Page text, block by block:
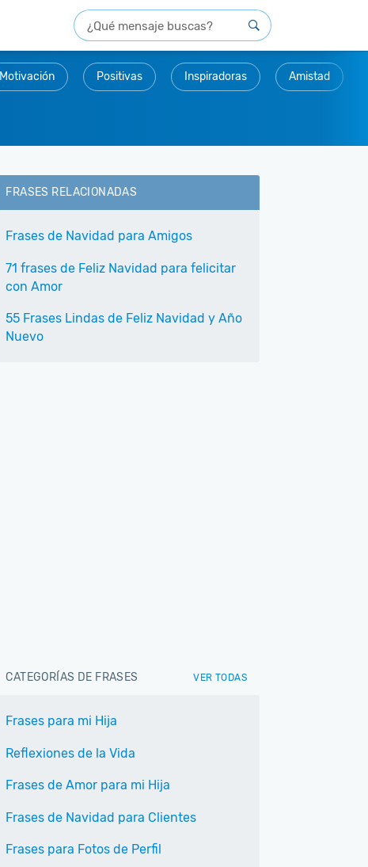
Motivación Positivas Inspiradoras Amistad
FRASES RELACIONADAS
Frases de Navidad para Amigos
71 frases de Feliz Navidad para felicitar
con Amor
55 Frases Lindas de Feliz Navidad y Año
Nuevo
CATEGORÍAS DE FRASES VER TODAS
Frases para mi Hija
Reflexiones de la Vida
Frases de Amor para mi Hija
Frases de Navidad para Clientes
Frases para Fotos de Perfil